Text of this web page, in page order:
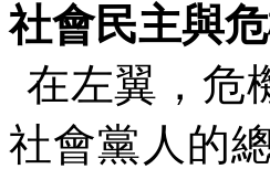
社會民主與
在左翼，危
社會黨人的